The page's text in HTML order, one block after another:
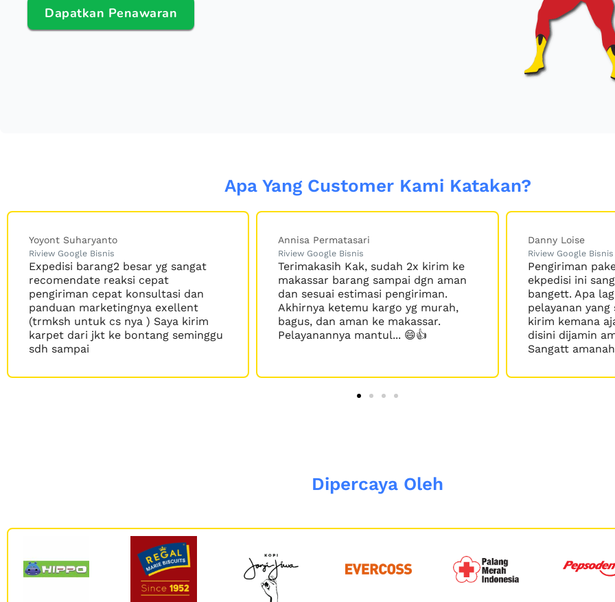
Dapatkan Penawaran
Apa Yang Customer Kami Katakan?
Annisa Permatasari
Riview Google Bisnis
Terimakasih Kak, sudah 2x kirim ke
makassar barang sampai dgn aman
dan sesuai estimasi pengiriman.
Akhirnya ketemu kargo yg murah,
bagus, dan aman ke makassar.
Pelayanannya mantul... 😄👍
Danny Loise
Riview Google Bisnis
Pengiriman paket kantor melalui
ekpedisi ini sangat recommend
bangett. Apa lagi marketing
pelayanan yang sangat ramah. Mau
kirim kemana aja coba cek"harga
disini dijamin aman dan murah..
Dipercaya Oleh